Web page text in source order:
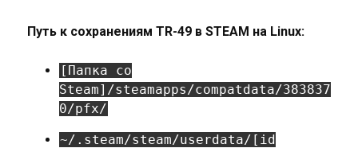
Путь к сохранениям TR-49 в STEAM на Linux:
[Папка со
Steam]/steamapps/compatdata/383837
0/pfx/
~/.steam/steam/userdata/[id